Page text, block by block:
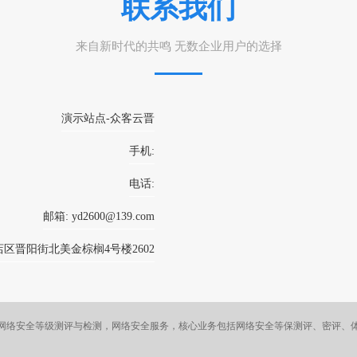
联系我们
来自新时代的共鸣 无数企业用户的选择
演示站点-众客云晋
手机:
电话:
邮箱: yd2600@139.com
晋阳街北美金棕榈4号楼2602
络安全等级测评与检测，网络安全服务，核心业务包括网络安全等保测评、密评、